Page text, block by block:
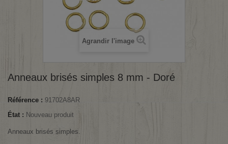
Agrandir l'image
Anneaux brisés simples 8 mm - Doré
Référence : 91702A8AR
État : Nouveau produit
Anneaux brisés simples.